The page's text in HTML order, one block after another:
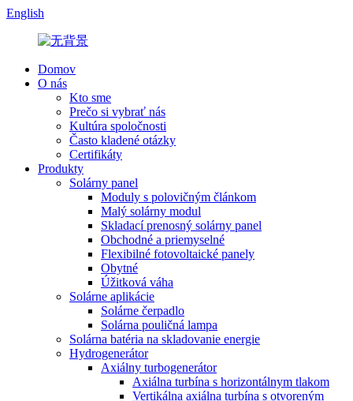
English
Domov
O nás
Kto sme
Prečo si vybrať nás
Kultúra spoločnosti
Často kladené otázky
Certifikáty
Produkty
Solárny panel
Moduly s polovičným článkom
Malý solárny modul
Skladací prenosný solárny panel
Obchodné a priemyselné
Flexibilné fotovoltaické panely
Obytné
Úžitková váha
Solárne aplikácie
Solárne čerpadlo
Solárna pouličná lampa
Solárna batéria na skladovanie energie
Hydrogenerátor
Axiálny turbogenerátor
Axiálna turbína s horizontálnym tlakom
Vertikálna axiálna turbína s otvoreným